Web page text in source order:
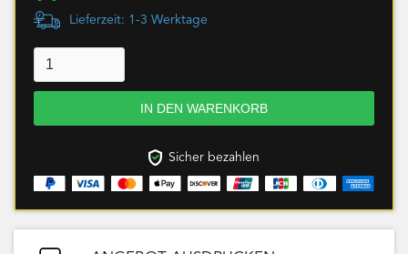
Lieferzeit: 1-3 Werktage
Sicher bezahlen